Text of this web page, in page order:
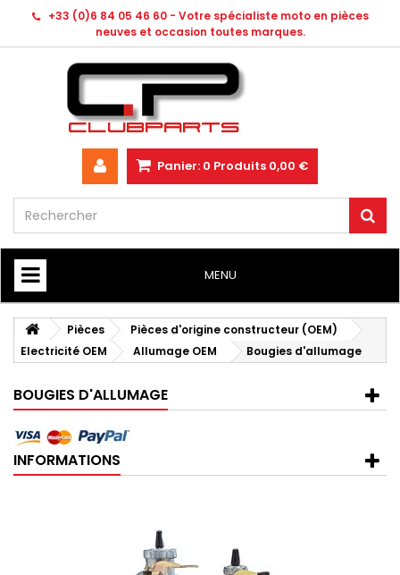
+33 (0)6 84 05 46 60 - Votre spécialiste moto en pièces
neuves et occasion toutes marques.
Panier: 0 Produits 0,00 €
MENU
HOME
Pièces
Pièces d'origine constructeur (OEM)
Electricité OEM
Allumage OEM Bougies d'allumage
BOUGIES D'ALLUMAGE
INFORMATIONS